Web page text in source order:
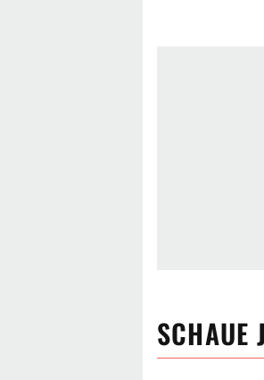
SCHAUE